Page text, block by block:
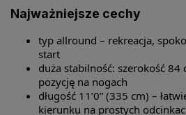
Najważniejsze cechy
typ allround – rekreacja,
start
duża stabilność: szerokość 84
pozycję na nogach
długość 11’0” (335 cm) –
kierunku na prostych